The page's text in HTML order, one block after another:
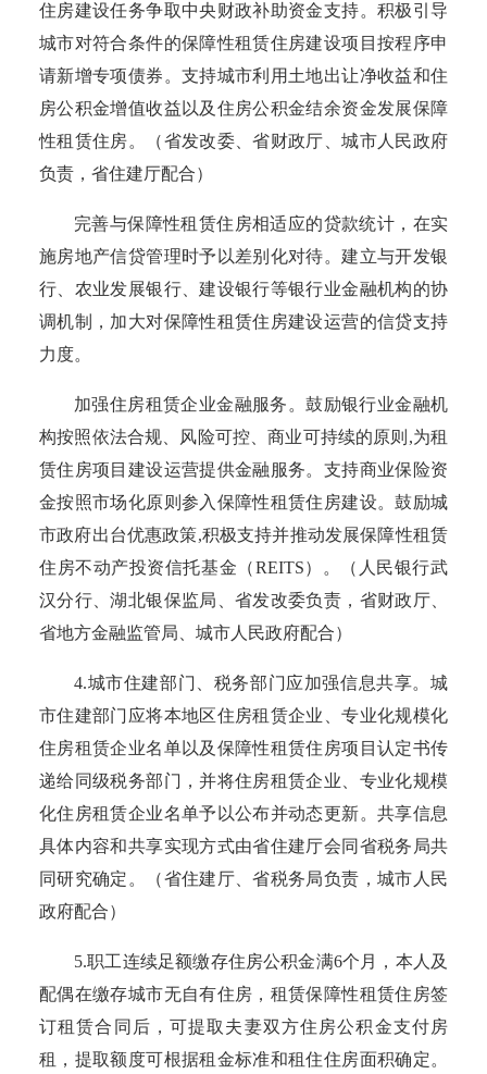
住房建设任务争取中央财政补助资金支持。积极引导
城市对符合条件的保障性租赁住房建设项目按程序申
请新增专项债券。支持城市利用土地出让净收益和住
房公积金增值收益以及住房公积金结余资金发展保障
性租赁住房。
（省发改委、省财政厅、城市人民政府
负责，省住建厅配合）
完善与保障性租赁住房相适应的贷款统计，在实
施房地产信贷管理时予以差别化对待。建立与开发银
行、农业发展银行、建设银行等银行业金融机构的协
调机制，加大对保障性租赁住房建设运营的信贷支持
力度。
加强住房租赁企业金融服务。鼓励银行业金融机
构按照依法合规、风险可控、商业可持续的原则 ,为租
赁住房项目建设运营提供金融服务。 支持商业保险资
金按照市场化原则参入保障性租赁住房建设。鼓励城
市政府出台优惠政策,积极支持并推动发展保障性租赁
住房不动产投资信托基金（REITS）。
（人民银行武
汉分行、湖北银保监局、省发改委负责，省财政厅、
省地方金融监管局、城市人民政府配合）
4.城市住建部门、税务部门应加强信息共享。城
市住建部门应将本地区住房租赁企业、专业化规模化
住房租赁企业名单以及保障性租赁住房项目认定书传
递给同级税务部门，并将住房租赁企业、专业化规模
化住房租赁企业名单予以公布并动态更新。共享信息
具体内容和共享实现方式由省住建厅会同省税务局共
同研究确定。
（省住建厅、省税务局负责，城市人民
政府配合）
5.职工连续足额缴存住房公积金满6个月，本人及
配偶在缴存城市无自有住房，租赁保障性租赁住房签
订租赁合同后，可提取夫妻双方住房公积金支付房
租，提取额度可根据租金标准和租住住房面积确定。